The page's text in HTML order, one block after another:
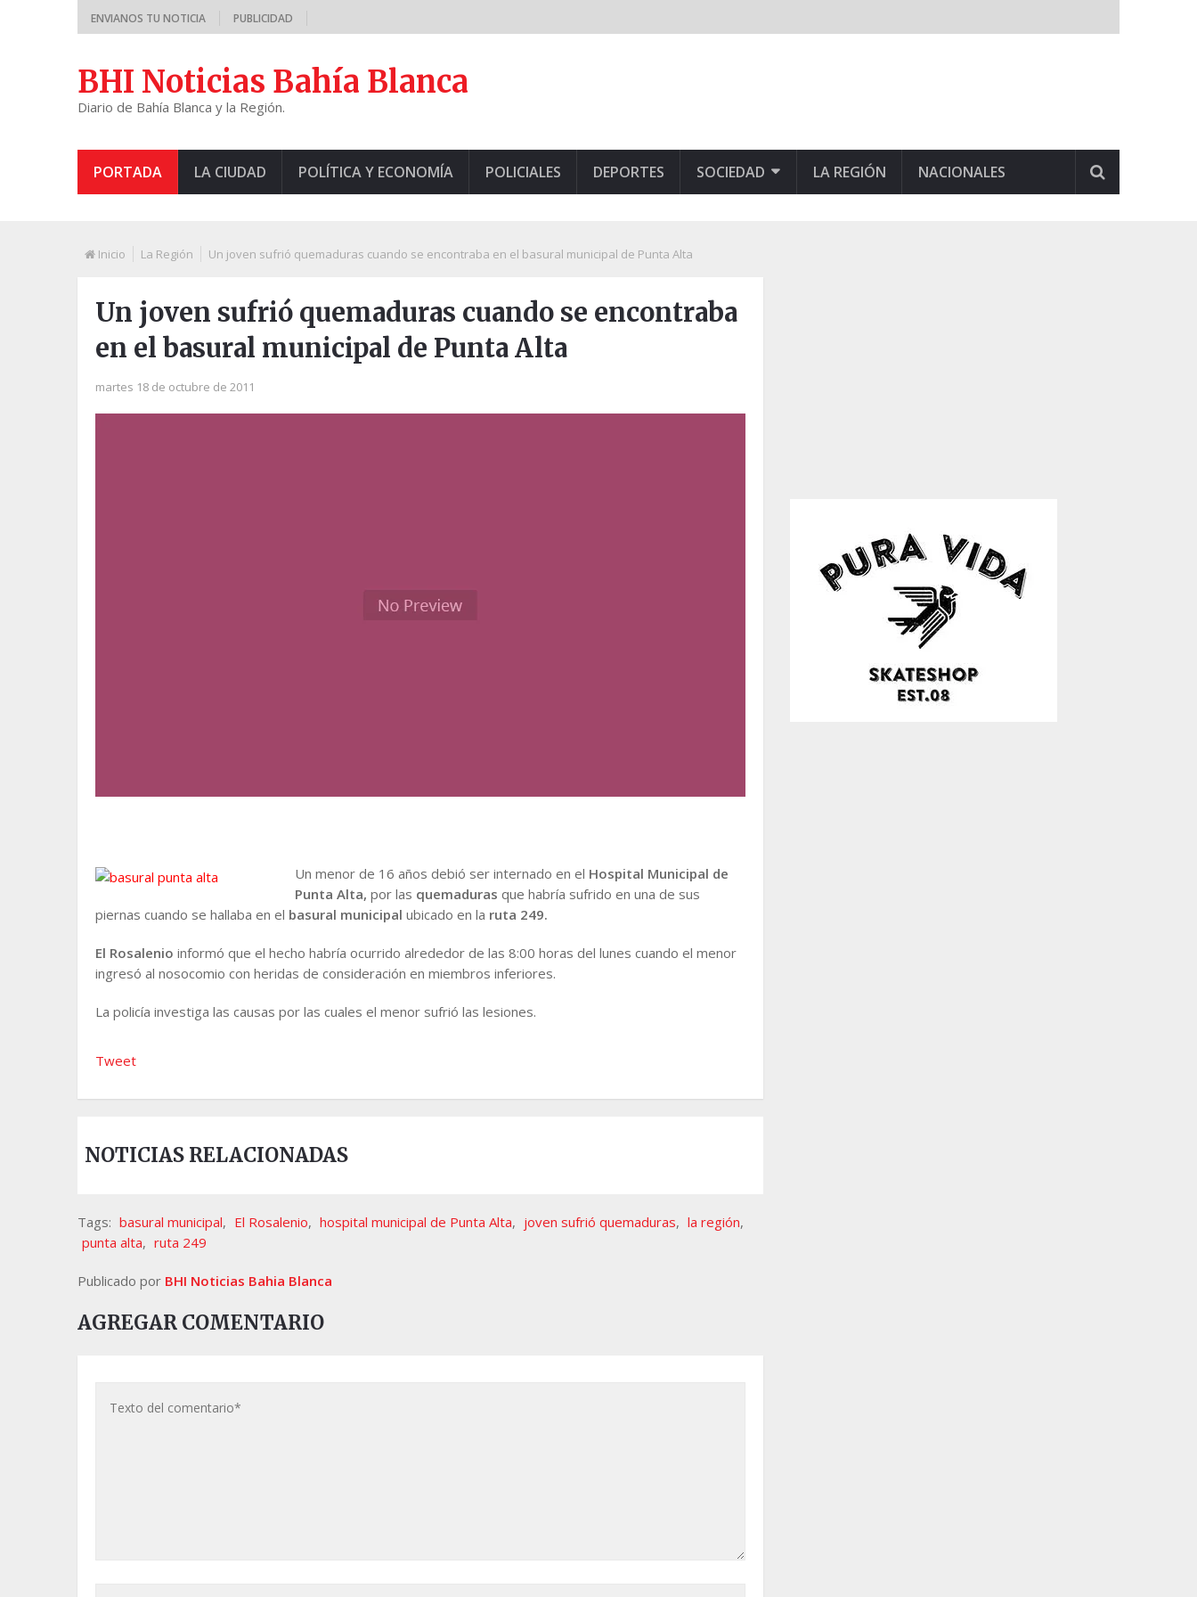
ENVIANOS TU NOTICIA PUBLICIDAD
BHI Noticias Bahía Blanca
Diario de Bahía Blanca y la Región.
PORTADA LA CIUDAD POLÍTICA Y ECONOMÍA POLICIALES DEPORTES SOCIEDAD LA REGIÓN NACIONALES
Inicio La Región Un joven sufrió quemaduras cuando se encontraba en el basural municipal de Punta Alta
Un joven sufrió quemaduras cuando se encontraba
en el basural municipal de Punta Alta
martes 18 de octubre de 2011
Un menor de 16 años debió ser internado en el Hospital Municipal de
Punta Alta, por las quemaduras que habría sufrido en una de sus
piernas cuando se hallaba en el basural municipal ubicado en la ruta 249.
El Rosalenio informó que el hecho habría ocurrido alrededor de las 8:00 horas del lunes cuando el menor
ingresó al nosocomio con heridas de consideración en miembros inferiores.
La policía investiga las causas por las cuales el menor sufrió las lesiones.
Tweet
NOTICIAS RELACIONADAS
Tags: basural municipal, El Rosalenio, hospital municipal de Punta Alta, joven sufrió quemaduras, la región,
punta alta, ruta 249
Publicado por BHI Noticias Bahia Blanca
AGREGAR COMENTARIO